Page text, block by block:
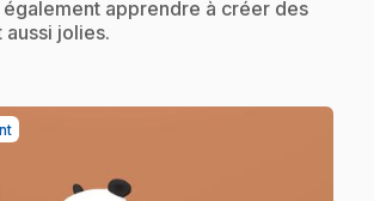
apprendre à créer des
jolies.